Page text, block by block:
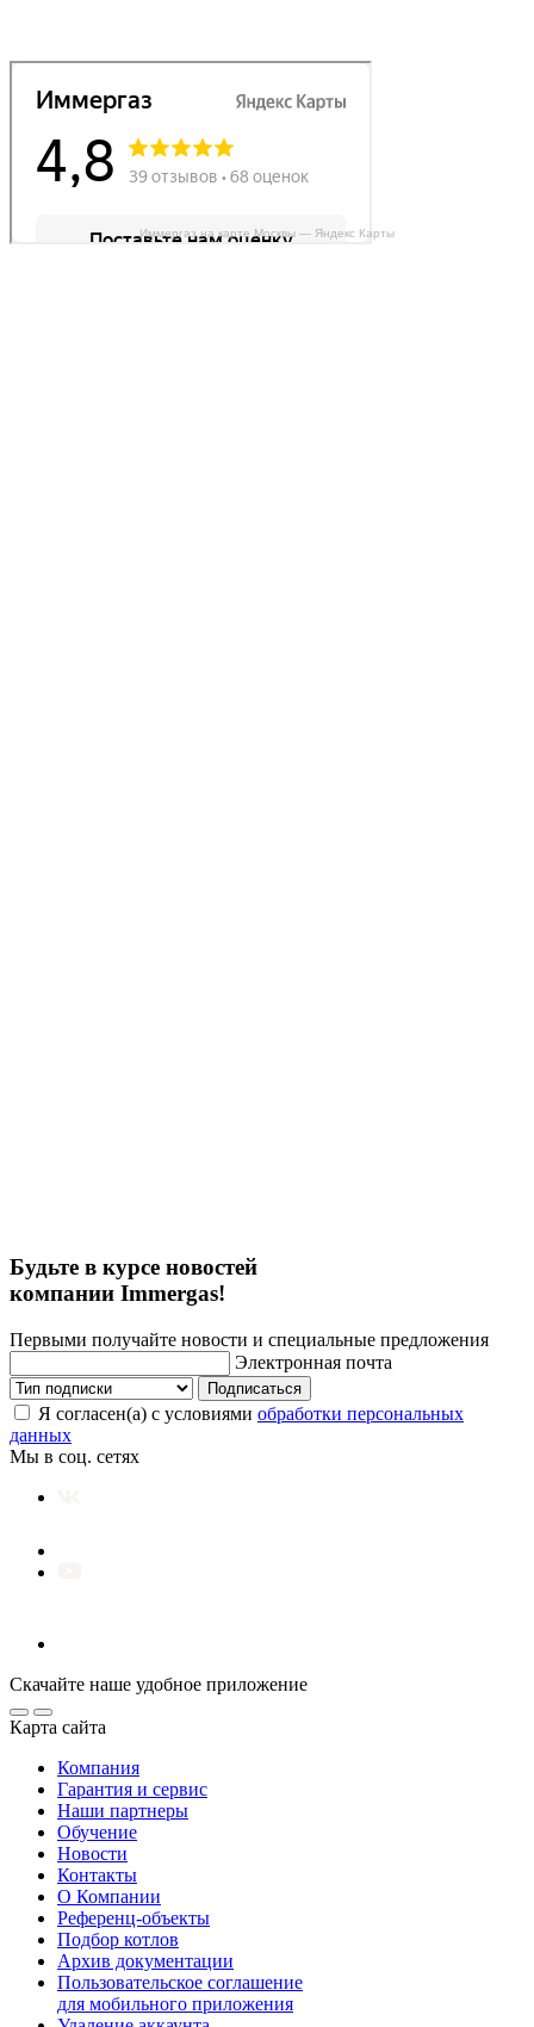
Иммергаз на карте Москвы — Яндекс Карты
Будьте в курсе новостей
компании Immergas!
Первыми получайте новости и специальные предложения
Электронная почта
Подписаться
Я согласен(а) с условиями обработки персональных
данных
Мы в соц. сетях
Скачайте наше удобное приложение
Карта сайта
Компания
Гарантия и сервис
Наши партнеры
Обучение
Новости
Контакты
О Компании
Референц-объекты
Подбор котлов
Архив документации
Пользовательское соглашение
для мобильного приложения